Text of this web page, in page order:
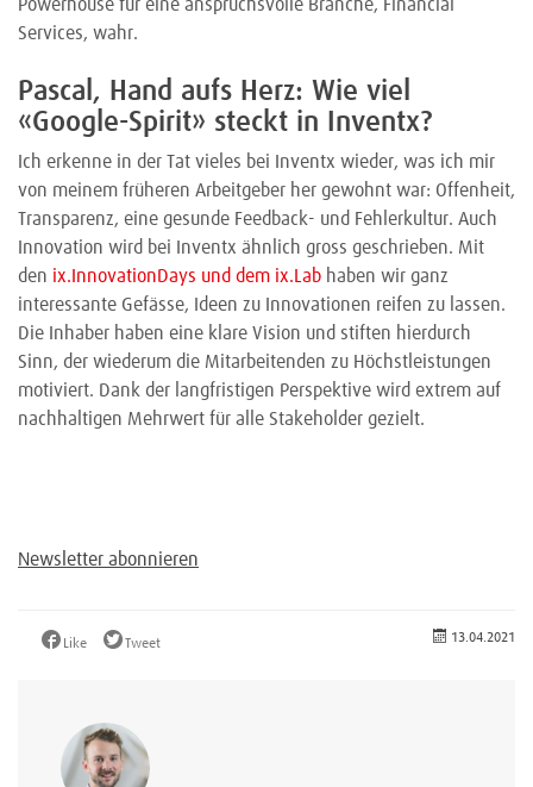
Powerhouse für eine anspruchsvolle Branche, Financial
Services, wahr.
Pascal, Hand aufs Herz: Wie viel
«Google-Spirit» steckt in Inventx?
Ich erkenne in der Tat vieles bei Inventx wieder, was ich mir
von meinem früheren Arbeitgeber her gewohnt war: Offenheit,
Transparenz, eine gesunde Feedback- und Fehlerkultur. Auch
Innovation wird bei Inventx ähnlich gross geschrieben. Mit
den ix.InnovationDays und dem ix.Lab haben wir ganz
interessante Gefässe, Ideen zu Innovationen reifen zu lassen.
Die Inhaber haben eine klare Vision und stiften hierdurch
Sinn, der wiederum die Mitarbeitenden zu Höchstleistungen
motiviert. Dank der langfristigen Perspektive wird extrem auf
nachhaltigen Mehrwert für alle Stakeholder gezielt.
Newsletter abonnieren
Like Tweet 13.04.2021